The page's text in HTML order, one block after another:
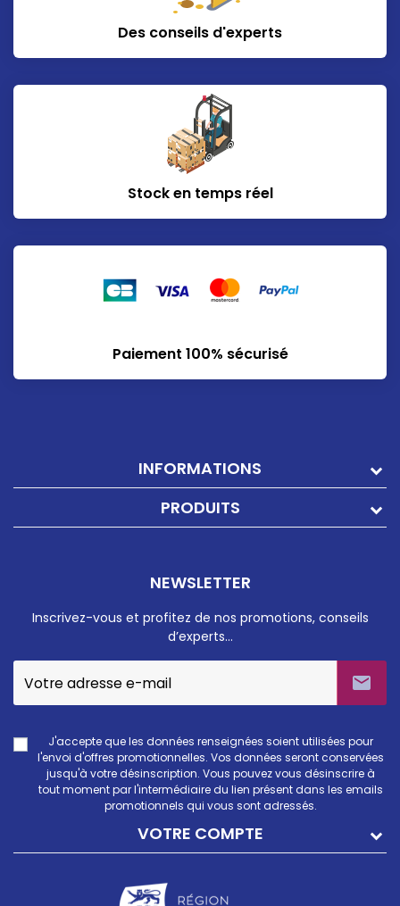
Des conseils d'experts
Stock en temps réel
Paiement 100% sécurisé
INFORMATIONS
PRODUITS
NEWSLETTER
Inscrivez-vous et profitez de nos promotions, conseils
d’experts…

J'accepte que les données renseignées soient utilisées pour
l'envoi d'offres promotionnelles. Vos données seront conservées
jusqu'à votre désinscription. Vous pouvez vous désinscrire à
tout moment par l'intermédiaire du lien présent dans les emails
promotionnels qui vous sont adressés.
VOTRE COMPTE